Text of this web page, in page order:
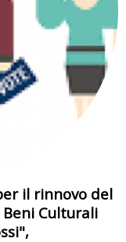
il rinnovo del
Culturali